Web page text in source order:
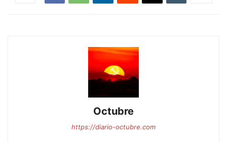
Octubre
https://diario-octubre.com